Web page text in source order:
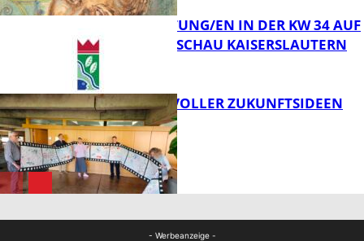
FB Kultur
VERANSTALTUNG/EN IN DER KW 34 AUF
DER GARTENSCHAU KAISERSLAUTERN
FILMROLLE VOLLER ZUKUNFTSIDEEN
- Werbeanzeige -